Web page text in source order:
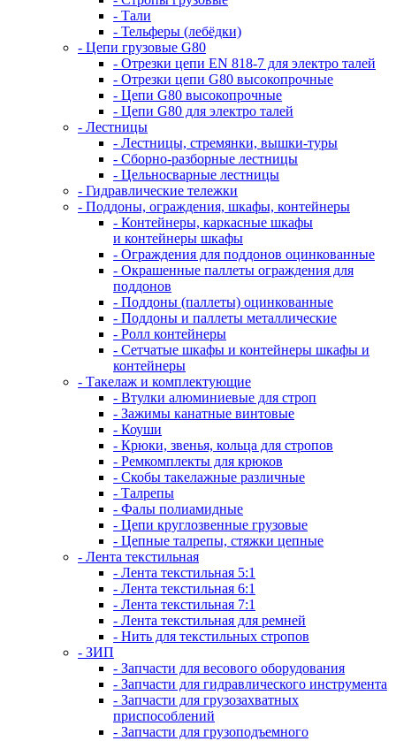
- Тали
- Тельферы (лебёдки)
- Цепи грузовые G80
- Отрезки цепи EN 818-7 для электро талей
- Отрезки цепи G80 высокопрочные
- Цепи G80 высокопрочные
- Цепи G80 для электро талей
- Лестницы
- Лестницы, стремянки, вышки-туры
- Сборно-разборные лестницы
- Цельносварные лестницы
- Гидравлические тележки
- Поддоны, ограждения, шкафы, контейнеры
- Контейнеры, каркасные шкафы
и контейнеры шкафы
- Ограждения для поддонов оцинкованные
- Окрашенные паллеты ограждения для
поддонов
- Поддоны (паллеты) оцинкованные
- Поддоны и паллеты металлические
- Ролл контейнеры
- Сетчатые шкафы и контейнеры шкафы и
контейнеры
- Такелаж и комплектующие
- Втулки алюминиевые для строп
- Зажимы канатные винтовые
- Коуши
- Крюки, звенья, кольца для стропов
- Ремкомплекты для крюков
- Скобы такелажные различные
- Талрепы
- Фалы полиамидные
- Цепи круглозвенные грузовые
- Цепные талрепы, стяжки цепные
- Лента текстильная
- Лента текстильная 5:1
- Лента текстильная 6:1
- Лента текстильная 7:1
- Лента текстильная для ремней
- Нить для текстильных стропов
- ЗИП
- Запчасти для весового оборудования
- Запчасти для гидравлического инструмента
- Запчасти для грузозахватных
приспособлений
- Запчасти для грузоподъемного